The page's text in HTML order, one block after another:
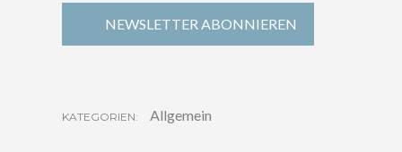
NEWSLETTER ABONNIEREN
KATEGORIEN: Allgemein